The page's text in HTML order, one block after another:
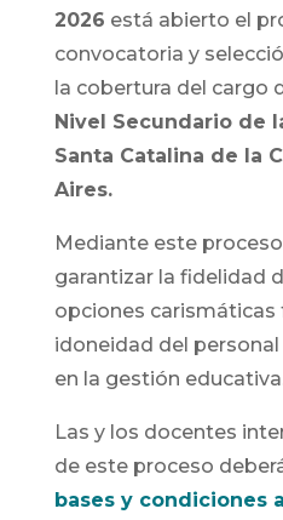
2026 está abierto el
convocatoria y
la cobertura del cargo
Nivel Secundario de
Santa Catalina de la
Aires.
Mediante este
garantizar la fidelidad
opciones carismáticas
idoneidad del
en la gestión
Las y los docentes
de este proceso
bases y condiciones